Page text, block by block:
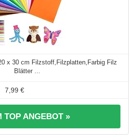
x 30 cm Filzstoff,Filzplatten,Farbig Filz
Blätter ...
7,99 €
TOP ANGEBOT »